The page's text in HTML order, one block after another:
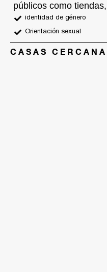
públicos como
identidad de género
Orientación sexual
CASAS